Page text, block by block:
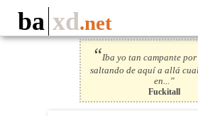
ba xd.net
“Iba yo tan campante por
saltando de aquí a allá
en...”
Fuckitall